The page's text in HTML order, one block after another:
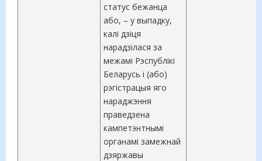
статус бежанца
або, – у выпадку,
калі дзіця
нарадзілася за
межамі Рэспублікі
Беларусь і (або)
рэгістрацыя яго
нараджэння
праведзена
кампетэнтнымі
органамі замежнай
дзяржавы